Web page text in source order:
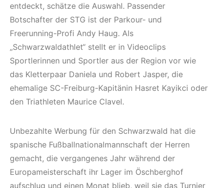
entdeckt, schätze die Auswahl. Passender
Botschafter der STG ist der Parkour- und
Freerunning-Profi Andy Haug. Als
„Schwarzwaldathlet“ stellt er in Videoclips
Sportlerinnen und Sportler aus der Region vor wie
das Kletterpaar Daniela und Robert Jasper, die
ehemalige SC-Freiburg-Kapitänin Hasret Kayikci oder
den Triathleten Maurice Clavel.
Unbezahlte Werbung für den Schwarzwald hat die
spanische Fußballnationalmannschaft der Herren
gemacht, die vergangenes Jahr während der
Europameisterschaft ihr Lager im Öschberghof
aufschlug und einen Monat blieb, weil sie das Turnier